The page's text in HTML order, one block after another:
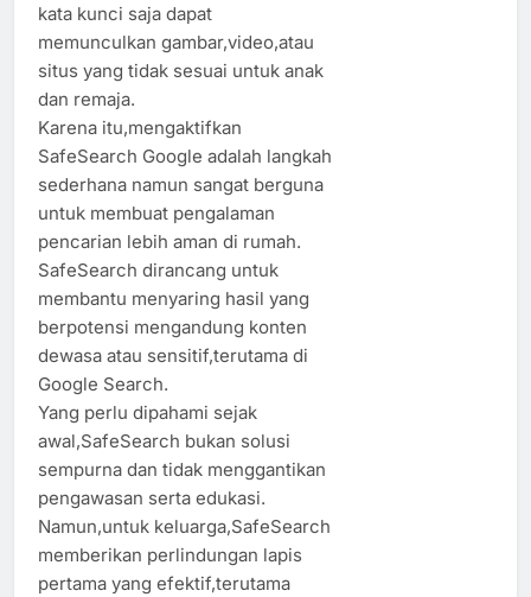
kata kunci saja dapat
memunculkan gambar,video,atau
situs yang tidak sesuai untuk anak
dan remaja.
Karena itu,mengaktifkan
SafeSearch Google adalah langkah
sederhana namun sangat berguna
untuk membuat pengalaman
pencarian lebih aman di rumah.
SafeSearch dirancang untuk
membantu menyaring hasil yang
berpotensi mengandung konten
dewasa atau sensitif,terutama di
Google Search.
Yang perlu dipahami sejak
awal,SafeSearch bukan solusi
sempurna dan tidak menggantikan
pengawasan serta edukasi.
Namun,untuk keluarga,SafeSearch
memberikan perlindungan lapis
pertama yang efektif,terutama